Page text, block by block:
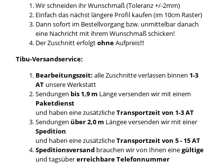
Wir schneiden ihr Wunschmaß (Toleranz +/-2mm)
Einfach das nächst längere Profil kaufen (im 10cm Raster)
Dann sofort im Bestellvorgang bzw. unmittelbar danach
eine Nachricht mit ihrem Wunschmaß schicken!
Der Zuschnitt erfolgtohneAufpreis!!!
Tibu-Versandservice:
Bearbeitungszeit: alle Zuschnitte verlassen binnen 1-3
AT unsere Werkstatt
Sendungen bis 1,9 m Länge versenden wir mit einem
Paketdienst
und haben eine zusätzlicheTransportzeit von 1-3 AT
Sendungen über 2,0 m Längee versenden wir mit einer
Spedition
und haben eine zusätzlicheTransportzeit von 5 - 15 AT
Speditionsversandbrauchen wir von Ihnen einegültige
und tagsübererreichbare Telefonnummer